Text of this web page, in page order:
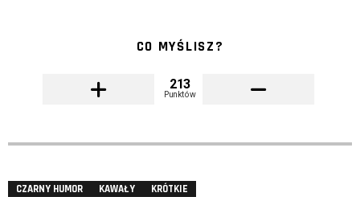
CO MYŚLISZ?
213
Punktów
CZARNY HUMOR KAWAŁY KRÓTKIE